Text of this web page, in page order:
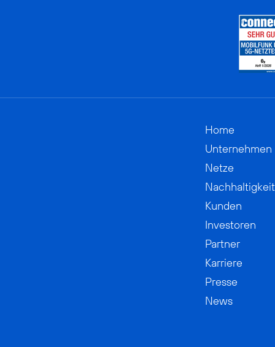
Home
Unternehmen
Netze
Nachhaltigkeit
Kunden
Investoren
Partner
Karriere
Presse
News